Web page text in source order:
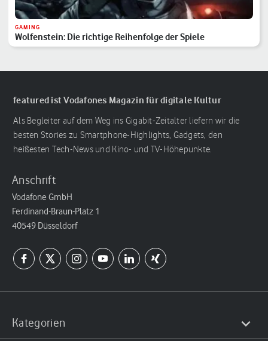
GAMING
Wolfenstein: Die richtige Reihenfolge der Spiele
featured ist Vodafones Magazin für digitale Kultur
Als Begleiter auf dem Weg ins Gigabit-Zeitalter liefern wir die
besten Stories zu Smartphone-Highlights, Gadgets, den
heißesten Tech-News und Kino- und TV-Höhepunkte.
Anschrift
Vodafone GmbH
Ferdinand-Braun-Platz 1
40549 Düsseldorf
Kategorien